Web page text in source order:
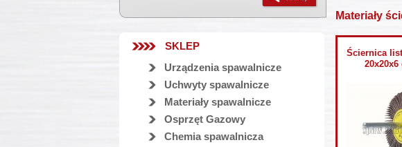
SKLEP
Urządzenia spawalnicze
Uchwyty spawalnicze
Materiały spawalnicze
Osprzęt Gazowy
Chemia spawalnicza
Materiały
Ściernica
20x20x6